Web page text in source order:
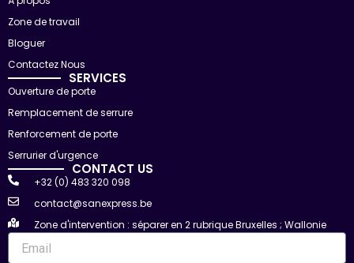
o
t
r
e
Zone de travail
Bloguer
Contactez Nous
SERVICES
Ouverture de porte
Remplacement de serrure
Renforcement de porte
Serrurier d'urgence
CONTACT US
+32 (0) 483 320 098
contact@sanexpress.be
Zone d'intervention : séparer en 2 rubrique Bruxelles ; Wallonie